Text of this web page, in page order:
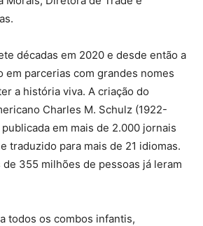
décadas em 2020 e desde então a
em parcerias com grandes nomes
a história viva. A criação do
Charles M. Schulz (1922-
em mais de 2.000 jornais
traduzido para mais de 21 idiomas.
355 milhões de pessoas já leram
todos os combos infantis,